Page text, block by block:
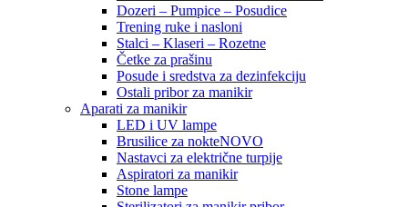
Dozeri – Pumpice – Posudice
Trening ruke i nasloni
Stalci – Klaseri – Rozetne
Četke za prašinu
Posude i sredstva za dezinfekciju
Ostali pribor za manikir
Aparati za manikir
LED i UV lampe
Brusilice za nokteNOVO
Nastavci za električne turpije
Aspiratori za manikir
Stone lampe